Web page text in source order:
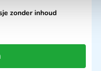
zonder inhoud